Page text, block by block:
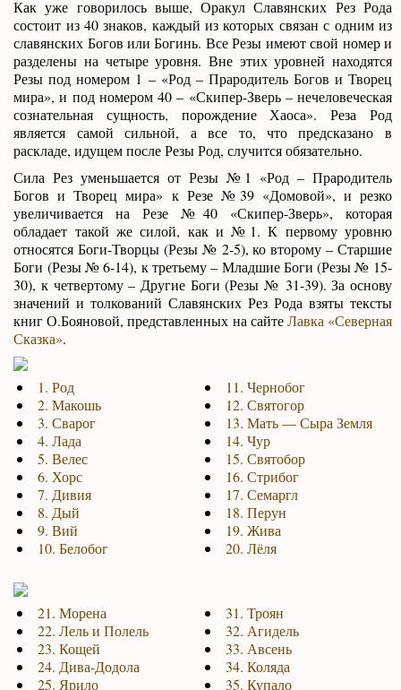
Как уже говорилось выше, Оракул Славянских Рез Рода
состоит из 40 знаков, каждый из которых связан с одним из
славянских Богов или Богинь. Все Резы имеют свой номер и
разделены на четыре уровня. Вне этих уровней находятся
Резы под номером 1 – «Род – Прародитель Богов и Творец
мира», и под номером 40 – «Скипер-Зверь – нечеловеческая
сознательная сущность, порождение Хаоса». Реза Род
является самой сильной, а все то, что предсказано в
раскладе, идущем после Резы Род, случится обязательно.
Сила Рез уменьшается от Резы №1 «Род – Прародитель
Богов и Творец мира» к Резе №39 «Домовой», и резко
увеличивается на Резе №40 «Скипер-Зверь», которая
обладает такой же силой, как и №1. К первому уровню
относятся Боги-Творцы (Резы № 2-5), ко второму – Старшие
Боги (Резы № 6-14), к третьему – Младшие Боги (Резы № 15-
30), к четвертому – Другие Боги (Резы № 31-39). За основу
значений и толкований Славянских Рез Рода взяты тексты
книг О.Бояновой, представленных на сайтеЛавка «Северная
Сказка».
1. Род
2. Макошь
3. Сварог
4. Лада
5. Велес
6. Хорс
7. Дивия
8. Дый
9. Вий
10. Белобог
11. Чернобог
12. Святогор
13. Мать — Сыра Земля
14. Чур
15. Святобор
16. Стрибог
17. Семаргл
18. Перун
19. Жива
20. Лёля
21. Морена
22. Лель и Полель
23. Кощей
24. Дива-Додола
25. Ярило
31. Троян
32. Агидель
33. Авсень
34. Коляда
35. Купало